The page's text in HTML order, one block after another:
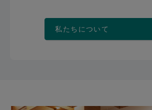
私たちについて